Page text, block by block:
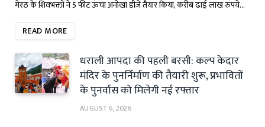
मेरठ के शिवभक्तों ने 5 फीट ऊंचा अनोखा डीजे तैयार किया, करीब ढाई लाख रुपये…
READ MORE
धराली आपदा की पहली बरसी: कल्प केदार
मंदिर के पुनर्निर्माण की तैयारी शुरू, प्रभावितों
के पुनर्वास को मिलेगी नई रफ्तार
AUGUST 6, 2026